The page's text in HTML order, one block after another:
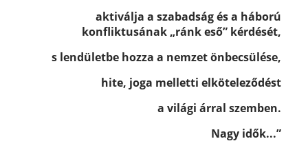
aktiválja a szabadság és a háború
konfliktusának „ránk eső” kérdését,
s lendületbe hozza a nemzet önbecsülése,
hite, joga melletti elköteleződést
a világi árral szemben.
Nagy idők...”